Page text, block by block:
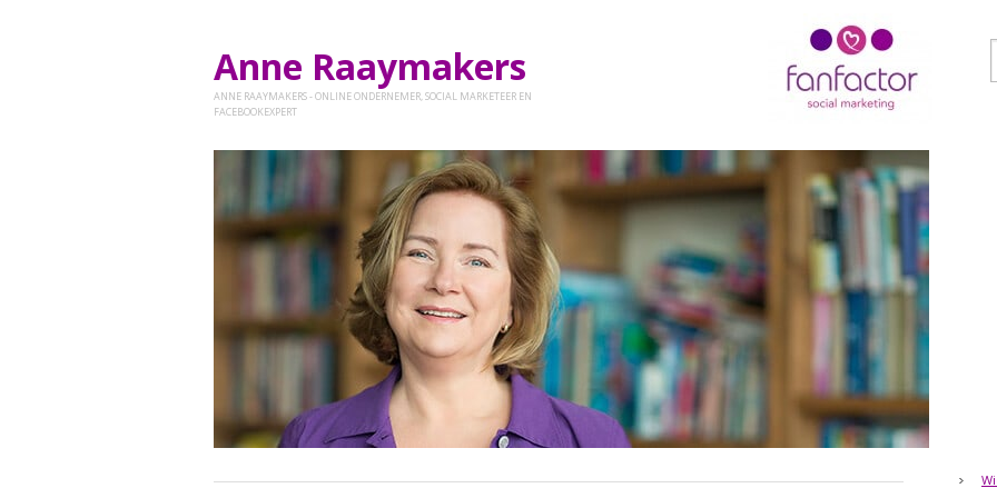
Anne Raaymakers
ANNE RAAYMAKERS - ONLINE ONDERNEMER, SOCIAL MARKETEER EN
FACEBOOKEXPERT